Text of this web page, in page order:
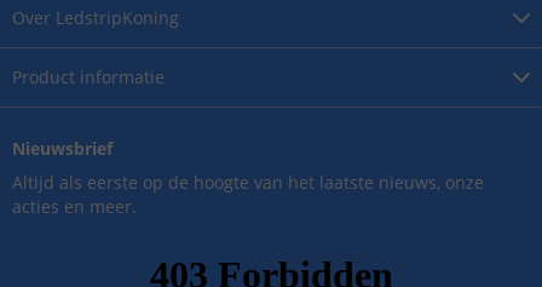
Over LedstripKoning
Product informatie
Nieuwsbrief
Altijd als eerste op de hoogte van het laatste nieuws, onze
acties en meer.